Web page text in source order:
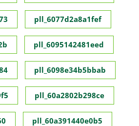
pll_6077d2a8a1fef
pll_6095142481eed
pll_6098e34b5bbab
pll_60a2802b298ce
pll_60a391440e0b5